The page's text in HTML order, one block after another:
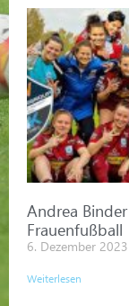
Andrea
Frauenfußball
6. Dezember 2023
Weiterlesen